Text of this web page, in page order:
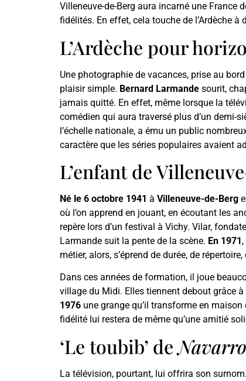
Villeneuve-de-Berg aura incarné une France
fidélités. En effet, cela touche de l’Ardèche
L’Ardèche pour
Une photographie de vacances, prise au
plaisir simple. Bernard Larmande sourit,
jamais quitté. En effet, même lorsque la
comédien qui aura traversé plus d’un demi-
l’échelle nationale, a ému un public
caractère que les séries populaires avaient
L’enfant de
Né le 6 octobre 1941 à Villeneuve-de-Berg
où l’on apprend en jouant, en écoutant les
repère lors d’un festival à Vichy. Vilar,
Larmande suit la pente de la scène. En 1971,
métier, alors, s’éprend de durée, de
Dans ces années de formation, il joue
village du Midi. Elles tiennent debout grâce à
1976 une grange qu’il transforme en maison
fidélité lui restera de même qu’une amitié
‘Le toubib’ deNavarro
La télévision, pourtant, lui offrira son